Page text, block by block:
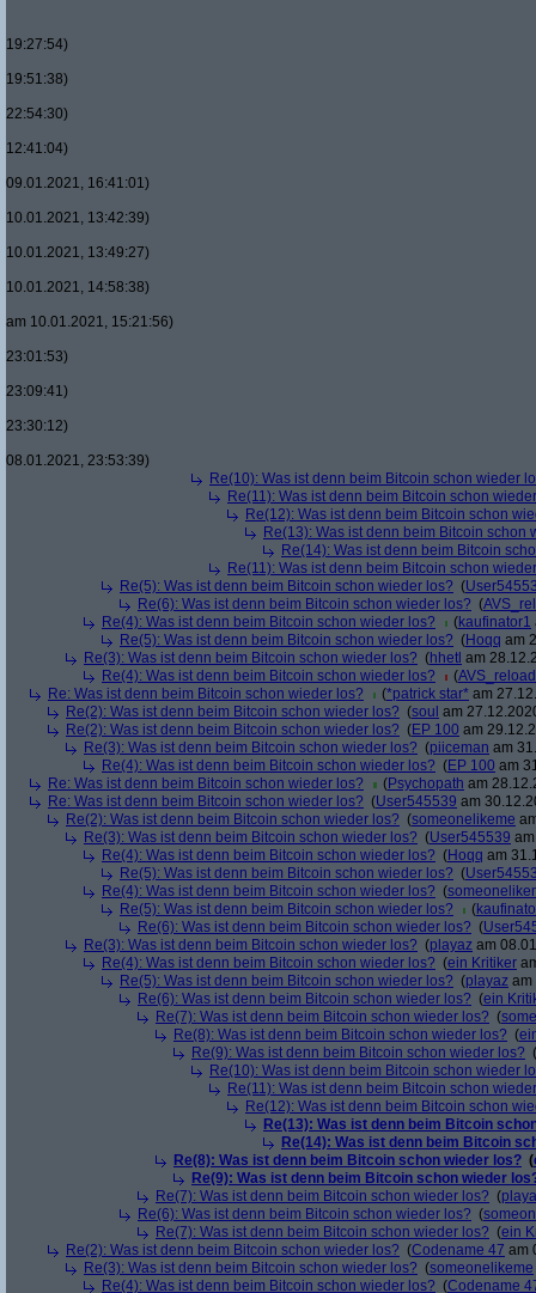
19:27:54)
19:51:38)
22:54:30)
12:41:04)
09.01.2021, 16:41:01)
10.01.2021, 13:42:39)
10.01.2021, 13:49:27)
10.01.2021, 14:58:38)
am 10.01.2021, 15:21:56)
23:01:53)
23:09:41)
23:30:12)
08.01.2021, 23:53:39)
Re(10): Was ist denn beim Bitcoin schon wieder
Re(11): Was ist denn beim Bitcoin schon
Re(12): Was ist denn beim Bitcoin schon
Re(13): Was ist denn beim Bitcoin schon
Re(14): Was ist denn beim Bitcoin
Re(11): Was ist denn beim Bitcoin schon
Re(5): Was ist denn beim Bitcoin schon wieder los? (
Re(6): Was ist denn beim Bitcoin schon wieder los? (
Re(4): Was ist denn beim Bitcoin schon wieder los?
(kaufinator1
Re(5): Was ist denn beim Bitcoin schon wieder los? (Hoqq am
Re(3): Was ist denn beim Bitcoin schon wieder los? (hhetl am
Re(4): Was ist denn beim Bitcoin schon wieder los?
(
Re: Was ist denn beim Bitcoin schon wieder los?
(*patrick star* am
Re(2): Was ist denn beim Bitcoin schon wieder los? (soul am
Re(2): Was ist denn beim Bitcoin schon wieder los? (EP 100 am
Re(3): Was ist denn beim Bitcoin schon wieder los? (piiceman am
Re(4): Was ist denn beim Bitcoin schon wieder los? (EP 100 am
Re: Was ist denn beim Bitcoin schon wieder los?
(Psychopath am
Re: Was ist denn beim Bitcoin schon wieder los? (User545539 am
Re(2): Was ist denn beim Bitcoin schon wieder los? (someonelikeme
Re(3): Was ist denn beim Bitcoin schon wieder los? (User545539
Re(4): Was ist denn beim Bitcoin schon wieder los? (Hoqq am
Re(5): Was ist denn beim Bitcoin schon wieder los? (
Re(4): Was ist denn beim Bitcoin schon wieder los? (
Re(5): Was ist denn beim Bitcoin schon wieder los?
(
Re(6): Was ist denn beim Bitcoin schon wieder los? (
Re(3): Was ist denn beim Bitcoin schon wieder los? (playaz am
Re(4): Was ist denn beim Bitcoin schon wieder los? (ein Kritiker
Re(5): Was ist denn beim Bitcoin schon wieder los? (playaz am
Re(6): Was ist denn beim Bitcoin schon wieder los? (ein
Re(7): Was ist denn beim Bitcoin schon wieder los? (
Re(8): Was ist denn beim Bitcoin schon wieder los? (
Re(9): Was ist denn beim Bitcoin schon wieder los? (
Re(10): Was ist denn beim Bitcoin schon wieder
Re(11): Was ist denn beim Bitcoin schon
Re(12): Was ist denn beim Bitcoin schon
Re(13): Was ist denn beim Bitcoin
Re(14): Was ist denn beim Bitcoin
Re(8): Was ist denn beim Bitcoin schon wieder los? (
Re(9): Was ist denn beim Bitcoin schon wieder
Re(7): Was ist denn beim Bitcoin schon wieder los? (
Re(6): Was ist denn beim Bitcoin schon wieder los? (
Re(7): Was ist denn beim Bitcoin schon wieder los? (ein
Re(2): Was ist denn beim Bitcoin schon wieder los? (Codename 47 am
Re(3): Was ist denn beim Bitcoin schon wieder los? (someonelikeme
Re(4): Was ist denn beim Bitcoin schon wieder los? (Codename